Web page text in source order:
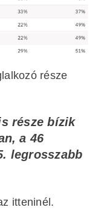
része
része bízik
a 46
legrosszabb
itteninél.